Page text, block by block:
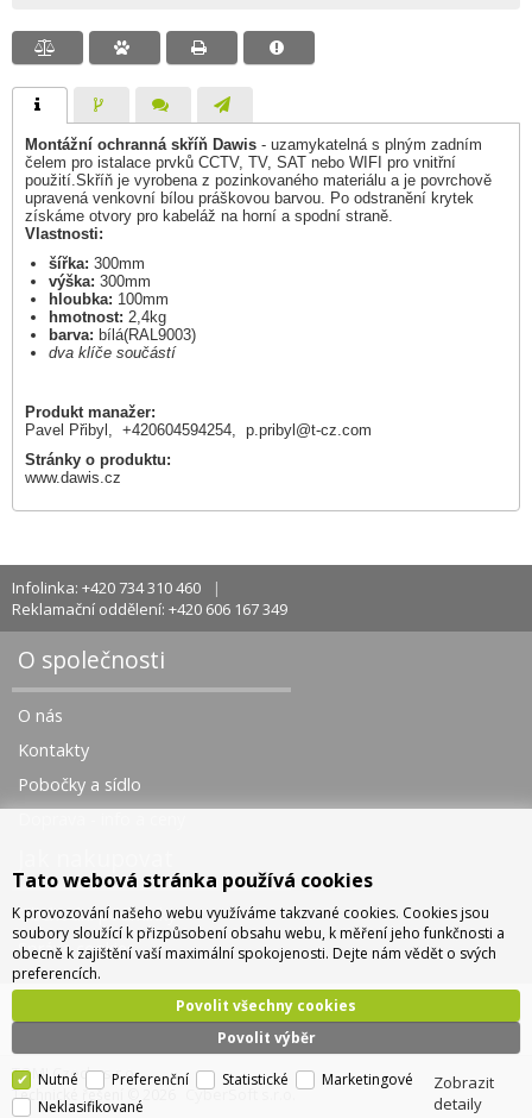
Montážní ochranná skříň Dawis - uzamykatelná s plným zadním
čelem pro istalace prvků CCTV, TV, SAT nebo WIFI pro vnitřní
použití.Skříň je vyrobena z pozinkovaného materiálu a je povrchově
upravená venkovní bílou práškovou barvou. Po odstranění krytek
získáme otvory pro kabeláž na horní a spodní straně.
Vlastnosti:
šířka: 300mm
výška: 300mm
hloubka: 100mm
hmotnost: 2,4kg
barva: bílá(RAL9003)
dva klíče součástí
Produkt manažer:
Pavel Přibyl, +420604594254, p.pribyl@t-cz.com
Stránky o produktu:
www.dawis.cz
Infolinka: +420 734 310 460
Reklamační oddělení: +420 606 167 349
O společnosti
O nás
Kontakty
Pobočky a sídlo
Obchodní podmínky
Správa cookies
TOMI Czech, s.r.o.
Technické řešení © 2026 CyberSoft s.r.o.
Tato webová stránka používá cookies
K provozování našeho webu využíváme takzvané cookies. Cookies jsou
soubory sloužící k přizpůsobení obsahu webu, k měření jeho funkčnosti a
obecně k zajištění vaší maximální spokojenosti. Dejte nám vědět o svých
preferencích.
Povolit výběr
Povolit všechny cookies
Nutné Preferenční Statistické
Marketingové
Neklasifikované
Zobrazit
detaily